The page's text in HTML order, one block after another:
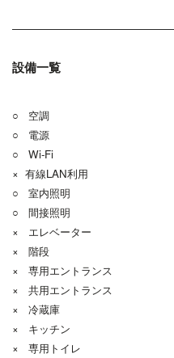
設備一覧
○ 空調
○ 電源
○ Wi-Fi
× 有線LAN利用
○ 室内照明
○ 間接照明
× エレベーター
× 階段
× 専用エントランス
× 共用エントランス
× 冷蔵庫
× キッチン
× 専用トイレ